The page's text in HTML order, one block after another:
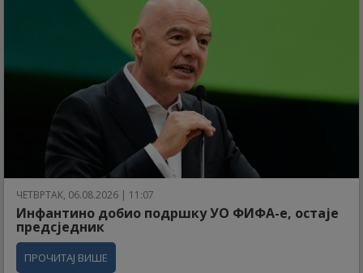
ЧЕТВРТАК, 06.08.2026 | 11:07
Инфантино добио подршку УО ФИФА-е, остаје
предсједник
ПРОЧИТАЈ ВИШЕ